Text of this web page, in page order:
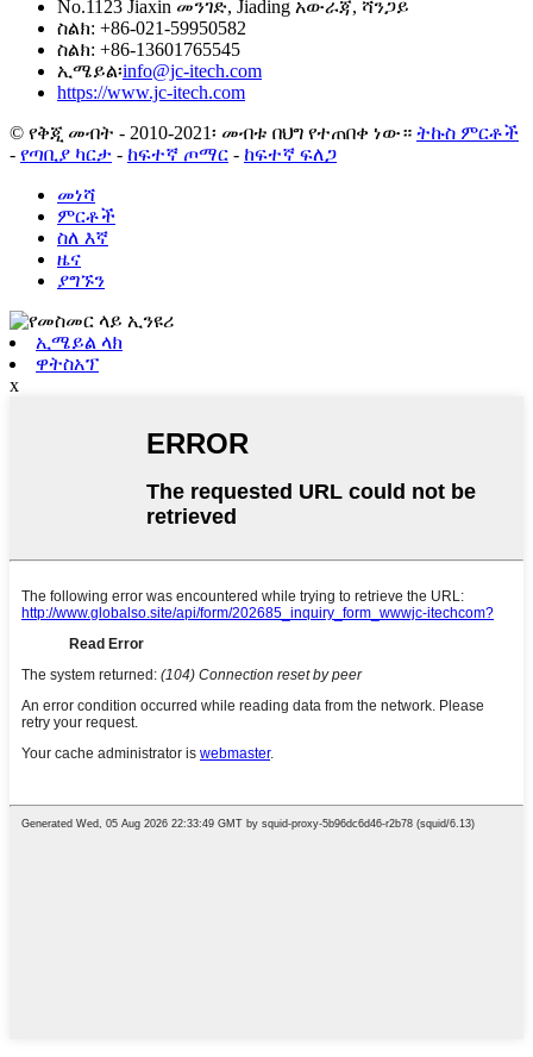
No.1123 Jiaxin መንገድ, Jiading አውራጃ, ሻንጋይ
ስልክ: +86-021-59950582
ስልክ: +86-13601765545
ኢሜይል፡info@jc-itech.com
https://www.jc-itech.com
© የቅጂ መብት - 2010-2021፡ መብቱ በህግ የተጠበቀ ነው። ትኩስ ምርቶች
- የጣቢያ ካርታ - ከፍተኛ ጦማር - ከፍተኛ ፍለጋ
መነሻ
ምርቶች
ስለ እኛ
ዜና
ያግኙን
ኢሜይል ላክ
ዋትስአፕ
x